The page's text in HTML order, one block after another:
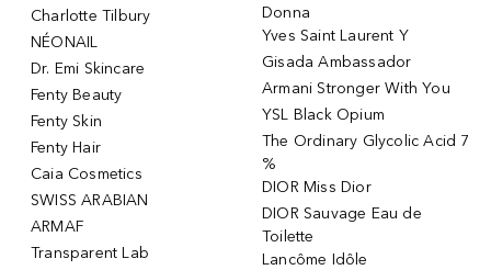
Charlotte Tilbury
NÉONAIL
Dr. Emi Skincare
Fenty Beauty
Fenty Skin
Fenty Hair
Caia Cosmetics
SWISS ARABIAN
ARMAF
Transparent Lab
Donna
Yves Saint Laurent Y
Gisada Ambassador
Armani Stronger With You
YSL Black Opium
The Ordinary Glycolic Acid 7
%
DIOR Miss Dior
DIOR Sauvage Eau de
Toilette
Lancôme Idôle